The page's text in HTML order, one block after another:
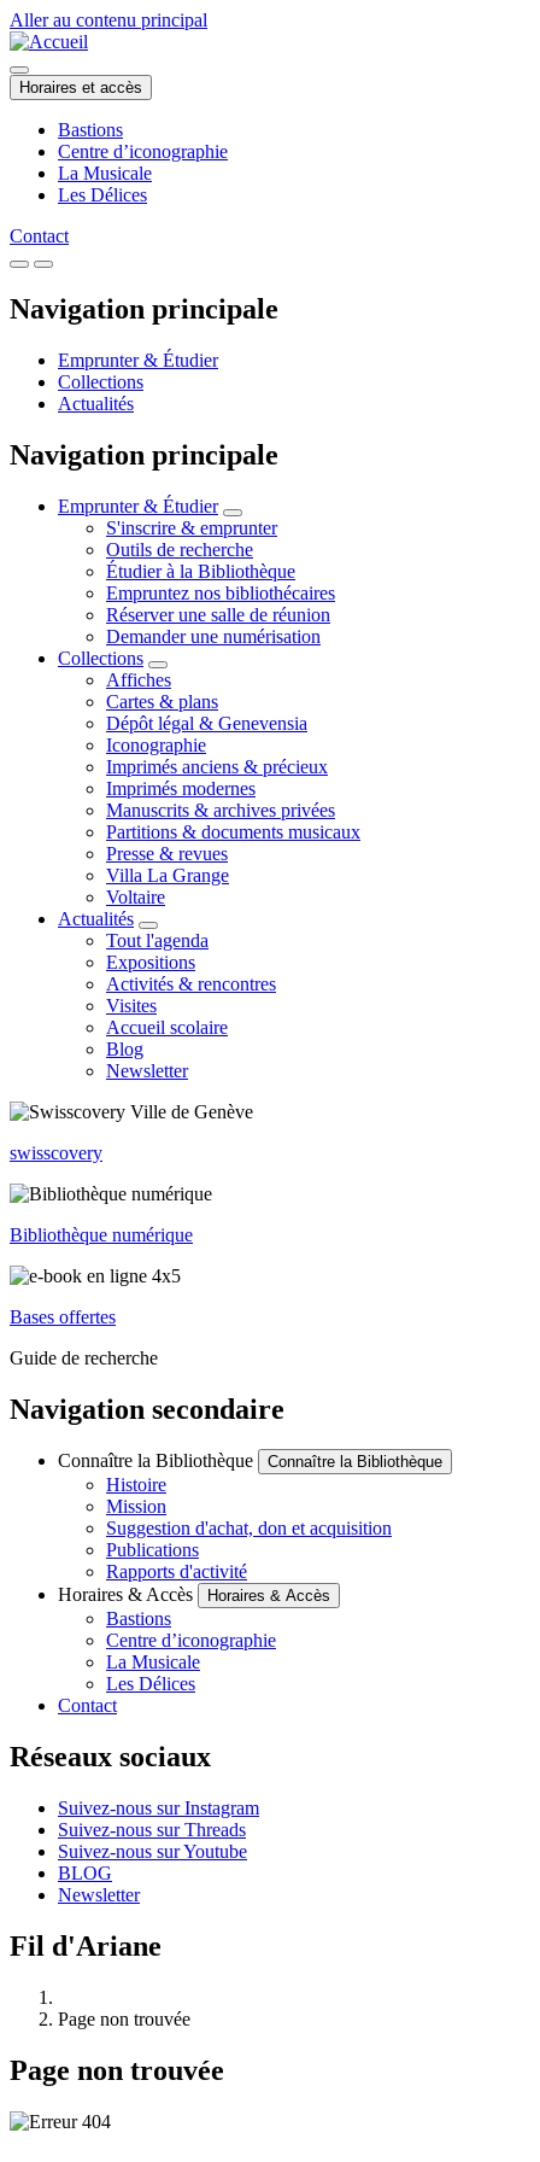
Aller au contenu principal
Horaires et accès
Bastions
Centre d’iconographie
La Musicale
Les Délices
Contact
Navigation principale
Emprunter & Étudier
Collections
Actualités
Navigation principale
Emprunter & Étudier
S'inscrire & emprunter
Outils de recherche
Étudier à la Bibliothèque
Empruntez nos bibliothécaires
Réserver une salle de réunion
Demander une numérisation
Collections
Affiches
Cartes & plans
Dépôt légal & Genevensia
Iconographie
Imprimés anciens & précieux
Imprimés modernes
Manuscrits & archives privées
Partitions & documents musicaux
Presse & revues
Villa La Grange
Voltaire
Actualités
Tout l'agenda
Expositions
Activités & rencontres
Visites
Accueil scolaire
Blog
Newsletter
swisscovery
Bibliothèque numérique
Bases offertes
Guide de recherche
Navigation secondaire
Connaître la Bibliothèque Connaître la Bibliothèque
Histoire
Mission
Suggestion d'achat, don et acquisition
Publications
Rapports d'activité
Horaires & Accès
Horaires & Accès
Bastions
Centre d’iconographie
La Musicale
Les Délices
Contact
Réseaux sociaux
Suivez-nous sur Instagram
Suivez-nous sur Threads
Suivez-nous sur Youtube
BLOG
Newsletter
Fil d'Ariane
Page non trouvée
Page non trouvée